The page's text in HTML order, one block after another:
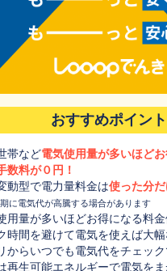
おすすめポイント
帯など電気使用量が多いほど
数料が０円！
動型で電力量料金は使った分だ
に電気代が高騰する場合があります
用量が多いほどお得になる料
時間を避けて電気を使えば大幅
からいつでも電気代をチェッ
再生可能エネルギーで電気を